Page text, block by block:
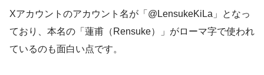
Xアカウントのアカウント名が「@LensukeKiLa」となっ
ており、本名の「蓮甫（Rensuke）」がローマ字で使われ
ているのも面白い点です。